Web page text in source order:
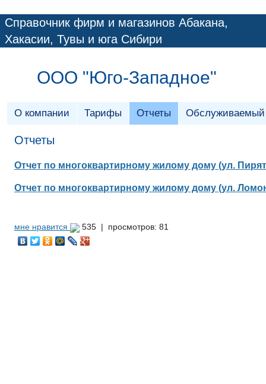
Справочник фирм и магазинов Абакана,
Хакасии, Тувы и юга Сибири
ООО "Юго-Западное"
О компании Тарифы Отчеты
Отчеты
Отчет по многоквартирному жилому дому (ул.
Отчет по многоквартирному жилому дому (ул.
мне нравится 535 | просмотров: 81